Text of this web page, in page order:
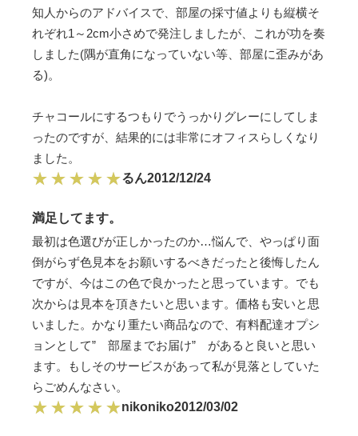
知人からのアドバイスで、部屋の採寸値よりも縦横そ
れぞれ1～2cm小さめで発注しましたが、これが功を奏
しました(隅が直角になっていない等、部屋に歪みがあ
る)。
チャコールにするつもりでうっかりグレーにしてしま
ったのですが、結果的には非常にオフィスらしくなり
ました。
るん2012/12/24
満足してます。
最初は色選びが正しかったのか…悩んで、やっぱり面
倒がらず色見本をお願いするべきだったと後悔したん
ですが、今はこの色で良かったと思っています。でも
次からは見本を頂きたいと思います。価格も安いと思
いました。かなり重たい商品なので、有料配達オプシ
ョンとして” 部屋までお届け” があると良いと思い
ます。もしそのサービスがあって私が見落としていた
らごめんなさい。
nikoniko2012/03/02